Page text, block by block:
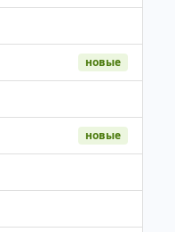
новые
новые